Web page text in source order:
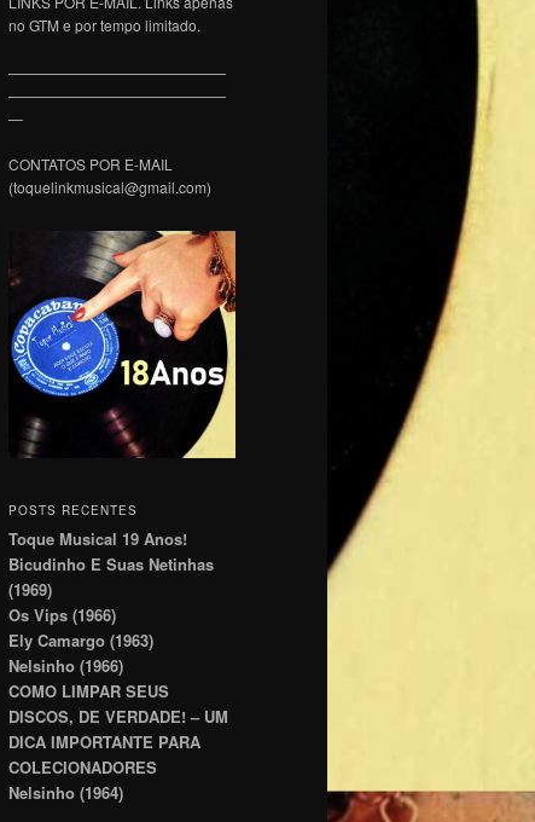
no GTM e por tempo limitado.
———————————————
———————————————
—
CONTATOS POR E-MAIL
(toquelinkmusical@gmail.com)
POSTS RECENTES
Toque Musical 19 Anos!
Bicudinho E Suas Netinhas
(1969)
Os Vips (1966)
Ely Camargo (1963)
Nelsinho (1966)
COMO LIMPAR SEUS
DISCOS, DE VERDADE! – UM
DICA IMPORTANTE PARA
COLECIONADORES
Nelsinho (1964)